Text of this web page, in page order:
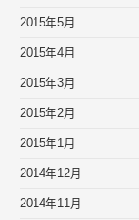
2015年5月
2015年4月
2015年3月
2015年2月
2015年1月
2014年12月
2014年11月